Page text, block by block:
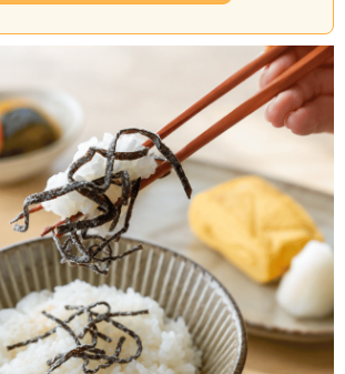
」は、名刺サイズの小箱に細切塩吹昆布を詰めた、気軽
です。彩り小箱シリーズならではのカラフルなデザイ
やご挨拶にも使いやすい佇まいです。
旨みとほどよい塩気が広がる、毎日の食卓に重宝する一
ともにはもちろん、おにぎりの具やお茶漬け、和え物の
常備しておきたくなる味わいです。